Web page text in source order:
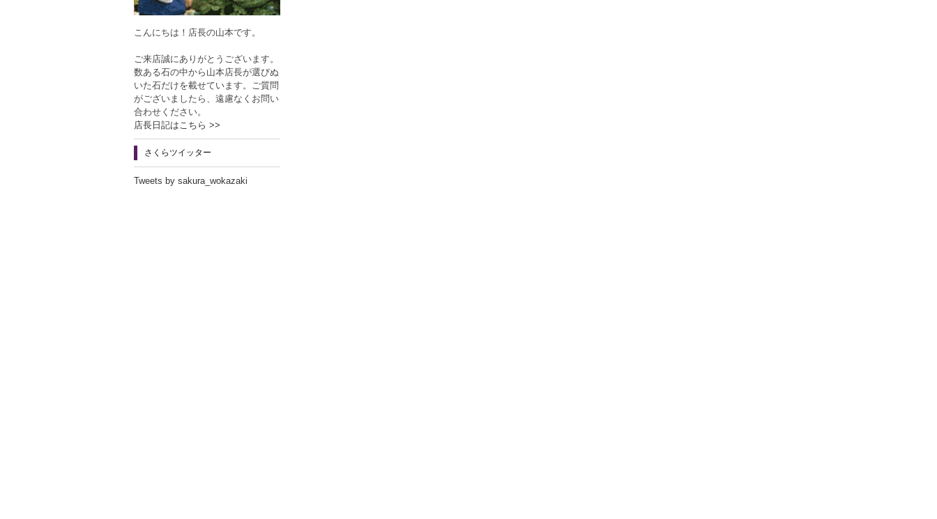
こんにちは！店長の山本です。
ご来店誠にありがとうございます。
数ある石の中から山本店長が選びぬ
いた石だけを載せています。ご質問
がございましたら、遠慮なくお問い
合わせください。
店長日記はこちら >>
さくらツイッター
Tweets by sakura_wokazaki